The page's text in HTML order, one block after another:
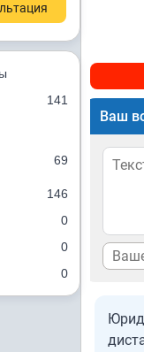
141
69
146
0
0
0
Ваш